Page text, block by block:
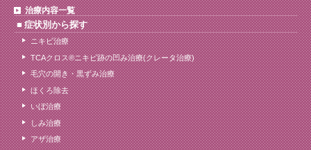
治療内容一覧
症状別から探す
ニキビ治療
TCAクロス®ニキビ跡の凹み治療(クレータ治療)
毛穴の開き・黒ずみ治療
ほくろ除去
いぼ治療
しみ治療
アザ治療